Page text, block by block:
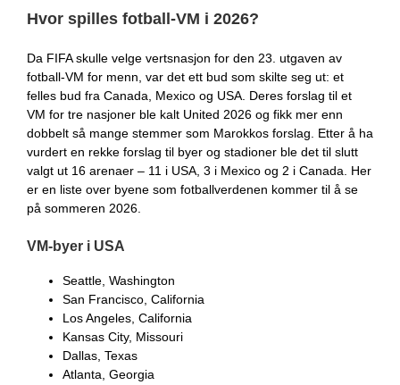
Hvor spilles fotball-VM i 2026?
Da FIFA skulle velge vertsnasjon for den 23. utgaven av
fotball-VM for menn, var det ett bud som skilte seg ut: et
felles bud fra Canada, Mexico og USA. Deres forslag til et
VM for tre nasjoner ble kalt United 2026 og fikk mer enn
dobbelt så mange stemmer som Marokkos forslag. Etter å ha
vurdert en rekke forslag til byer og stadioner ble det til slutt
valgt ut 16 arenaer – 11 i USA, 3 i Mexico og 2 i Canada. Her
er en liste over byene som fotballverdenen kommer til å se
på sommeren 2026.
VM-byer i USA
Seattle, Washington
San Francisco, California
Los Angeles, California
Kansas City, Missouri
Dallas, Texas
Atlanta, Georgia